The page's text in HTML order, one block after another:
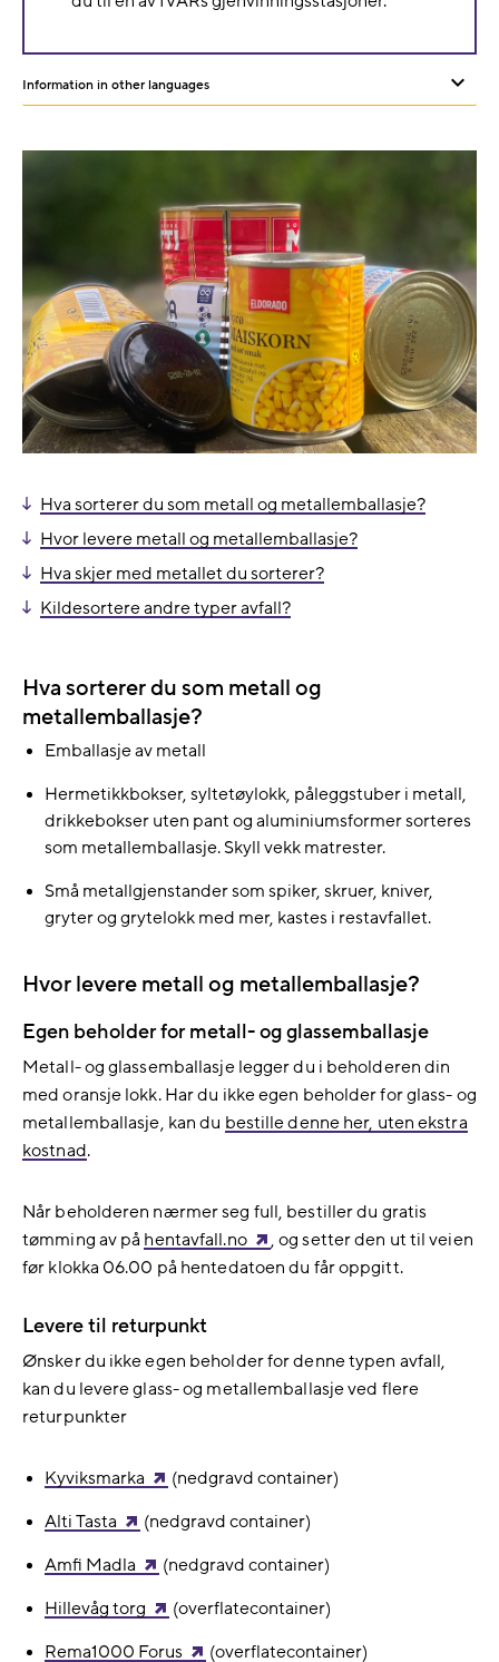
Information in other languages
or
Hva sorterer du som metall og metallemballasje?
Hvor levere metall og metallemballasje?
Hva skjer med metallet du sorterer?
Kildesortere andre typer avfall?
Hva sorterer du som metall og
metallemballasje?
Emballasje av metall
Hermetikkbokser, syltetøylokk, påleggstuber i metall,
drikkebokser uten pant og aluminiumsformer sorteres
som metallemballasje. Skyll vekk matrester.
Små metallgjenstander som spiker, skruer, kniver,
gryter og grytelokk med mer, kastes i restavfallet.
Hvor levere metall og metallemballasje?
Egen beholder for metall- og glassemballasje
Metall- og glassemballasje legger du i beholderen din
med oransje lokk. Har du ikke egen beholder for glass- og
metallemballasje, kan du bestille denne her, uten ekstra
kostnad.
Når beholderen nærmer seg full, bestiller du gratis
tømming av på hentavfall.no
, og setter den ut til veien
før klokka 06.00 på hentedatoen du får oppgitt.
Levere til returpunkt
Ønsker du ikke egen beholder for denne typen avfall,
kan du levere glass- og metallemballasje ved flere
returpunkter
Kyviksmarka (nedgravd container)
Alti Tasta (nedgravd container)
Amfi Madla (nedgravd container)
Hillevåg torg (overflatecontainer)
Rema1000 Forus (overflatecontainer)